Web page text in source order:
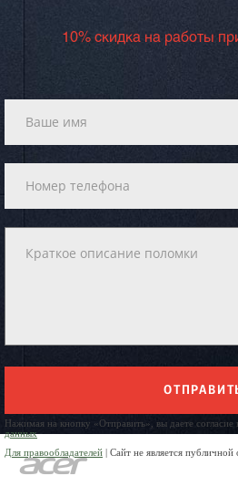
10% скидка на работы
Нажимая на кнопку «Отправить», вы даете согласие
данных
Для правообладателей | Сайт не является публичной